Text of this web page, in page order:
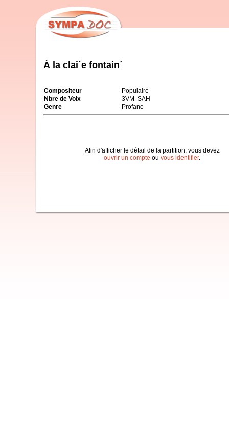
À la clai´e fontain´
Compositeur
Populaire
Nbre de Voix
3VM SAH
Genre
Profane
Afin d'afficher le détail de la partition, vous devez
ouvrir un compte ou vous identifier.